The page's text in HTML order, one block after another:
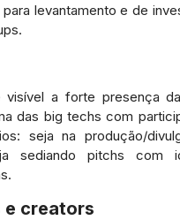
para levantamento e de
visível a forte presença
das big techs com
seja na produção/
sediando pitchs com
e creators